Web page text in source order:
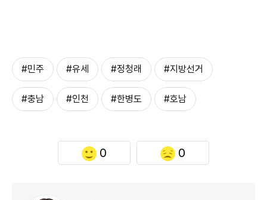
#민주 #유세 #정청래 #지방선거
#충남 #인천 #한병도 #호남
0 0